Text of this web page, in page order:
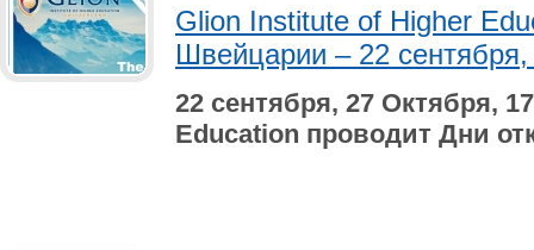
Glion Institute of Higher
Швейцарии – 22
22 сентября, 27 Октября,
Education проводит Дни